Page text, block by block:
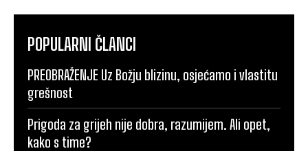
POPULARNI ČLANCI
PREOBRAŽENJE Uz Božju blizinu, osjećamo i vlastitu
grešnost
Prigoda za grijeh nije dobra, razumijem. Ali opet,
kako s time?